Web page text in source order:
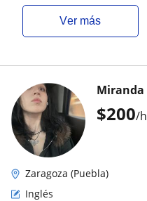
ver más
$200/h
Miranda
Zaragoza (Puebla)
Inglés